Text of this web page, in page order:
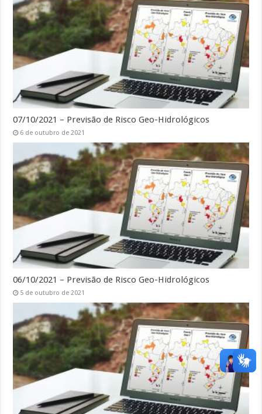
07/10/2021 – Previsão de Risco Geo-Hidrológicos
6 de outubro de 2021
06/10/2021 – Previsão de Risco Geo-Hidrológicos
5 de outubro de 2021